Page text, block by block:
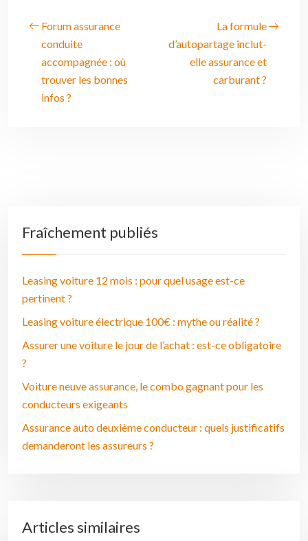
Forum assurance
conduite
accompagnée : où
trouver les bonnes
infos ?
La formule
d’autopartage inclut-
elle assurance et
carburant ?
Fraîchement publiés
Leasing voiture 12 mois : pour quel usage est-ce
pertinent ?
Leasing voiture électrique 100€ : mythe ou réalité ?
Assurer une voiture le jour de l’achat : est-ce obligatoire
?
Voiture neuve assurance, le combo gagnant pour les
conducteurs exigeants
Assurance auto deuxième conducteur : quels justificatifs
demanderont les assureurs ?
Articles similaires